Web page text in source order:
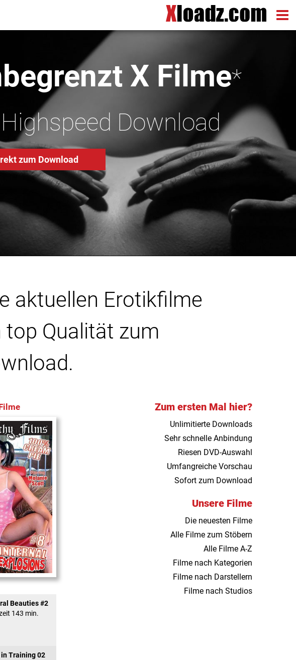
X Filme*
Download
zum Download
aktuellen Erotikfilme
Qualität zum
Beauties #2
143 min.
Training 02
Zum ersten Mal hier?
Unlimitierte Downloads
Sehr schnelle Anbindung
Riesen DVD-Auswahl
Umfangreiche Vorschau
Sofort zum Download
Unsere Filme
Die neuesten Filme
Alle Filme zum Stöbern
Alle Filme A-Z
Filme nach Kategorien
Filme nach Darstellern
Filme nach Studios